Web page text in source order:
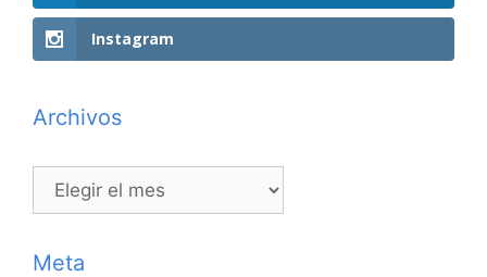
Instagram
Archivos
Archivos
Meta